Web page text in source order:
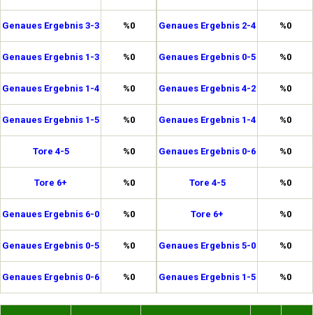
Genaues Ergebnis 3-3 %0
Genaues Ergebnis 1-3 %0
Genaues Ergebnis 1-4 %0
Genaues Ergebnis 1-5 %0
Tore 4-5 %0
Tore 6+ %0
Genaues Ergebnis 6-0 %0
Genaues Ergebnis 0-5 %0
Genaues Ergebnis 0-6 %0
Genaues Ergebnis 2-4 %0
Genaues Ergebnis 0-5 %0
Genaues Ergebnis 4-2 %0
Genaues Ergebnis 1-4 %0
Genaues Ergebnis 0-6 %0
Tore 4-5 %0
Tore 6+ %0
Genaues Ergebnis 5-0 %0
Genaues Ergebnis 1-5 %0